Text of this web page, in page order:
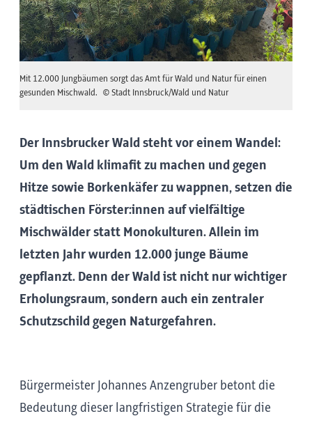
Mit 12.000 Jungbäumen sorgt das Amt für Wald und Natur für einen
gesunden Mischwald.
© Stadt Innsbruck/Wald und Natur
Der Innsbrucker Wald steht vor einem Wandel:
Um den Wald klimafit zu machen und gegen
Hitze sowie Borkenkäfer zu wappnen, setzen die
städtischen Förster:innen auf vielfältige
Mischwälder statt Monokulturen. Allein im
letzten Jahr wurden 12.000 junge Bäume
gepflanzt. Denn der Wald ist nicht nur wichtiger
Erholungsraum, sondern auch ein zentraler
Schutzschild gegen Naturgefahren.
Bürgermeister Johannes Anzengruber betont die
Bedeutung dieser langfristigen Strategie für die